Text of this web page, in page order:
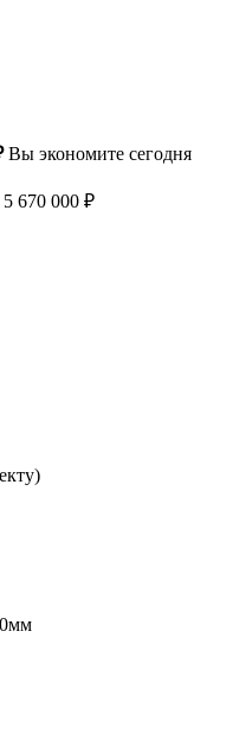
Вы экономите сегодня
5 670 000 ₽